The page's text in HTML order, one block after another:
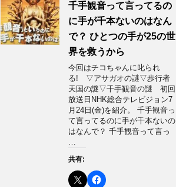
千手観音って言ってるの
に手が千本ないのはなん
で？ ひとつの手が25の世
界を救うから
今回はチコちゃんに叱られ
る! ▽アサガオの謎▽歩行者
天国の謎▽千手観音の謎 初回
放送日NHK総合テレビジョン7
月24日(金)を紹介。 千手観音っ
て言ってるのに手が千本ないの
はなんで？ 千手観音って言っ
…
共有: